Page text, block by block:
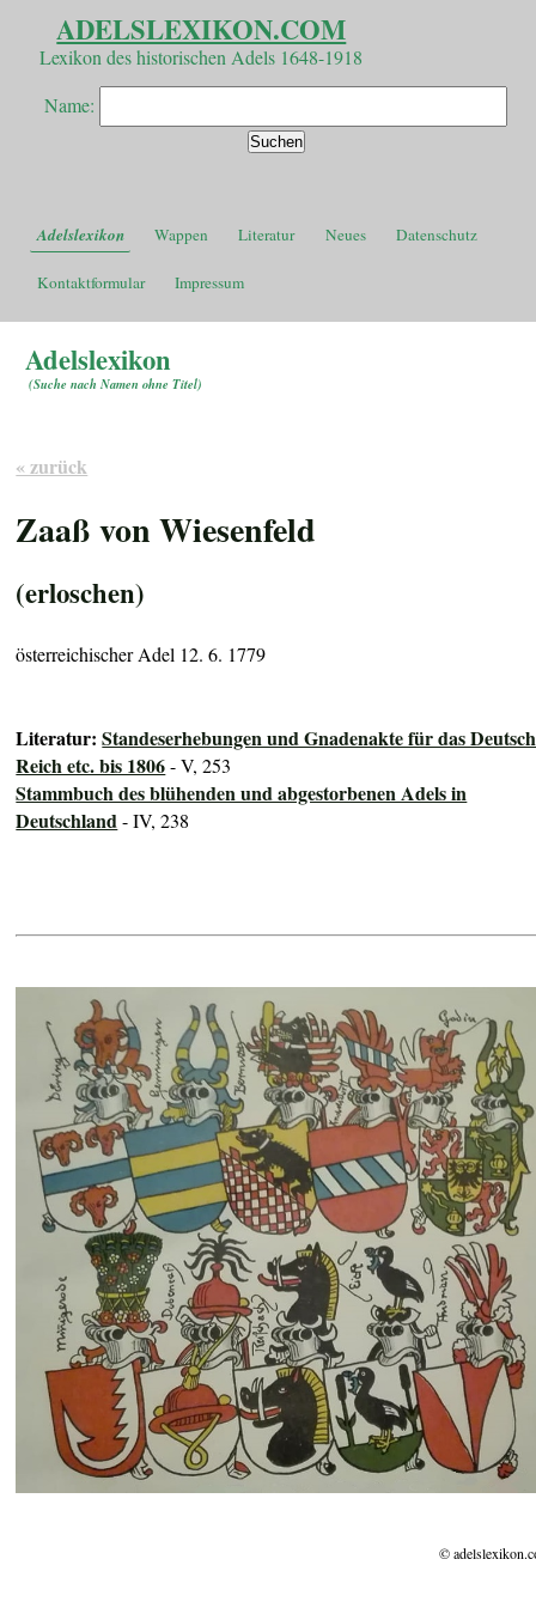
ADELSLEXIKON.COM
Lexikon des historischen Adels 1648-1918
Name:
Adelslexikon Wappen Literatur Neues Datenschutz
Kontaktformular Impressum
Adelslexikon
(Suche nach Namen ohne Titel)
« zurück
Zaaß von Wiesenfeld
(erloschen)
österreichischer Adel 12. 6. 1779
Literatur:Standeserhebungen und Gnadenakte für das
Reich etc. bis 1806- V, 253
Stammbuch des blühenden und abgestorbenen Adels in
Deutschland- IV, 238
©